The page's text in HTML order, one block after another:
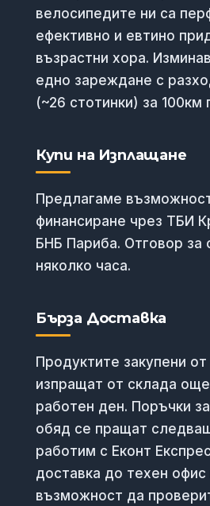
велосипедите ни са
ефективно и евтино
възрастни хора.
едно зареждане с
(~26 стотинки) за 100км
Купи на Изплащане
Предлагаме
финансиране чрез ТБИ
БНБ Париба. Отговор за
няколко часа.
Бърза Доставка
Продуктите закупени
изпращат от склада
работен ден. Поръчки
обяд се пращат
работим с Еконт
доставка до техен
възможност да